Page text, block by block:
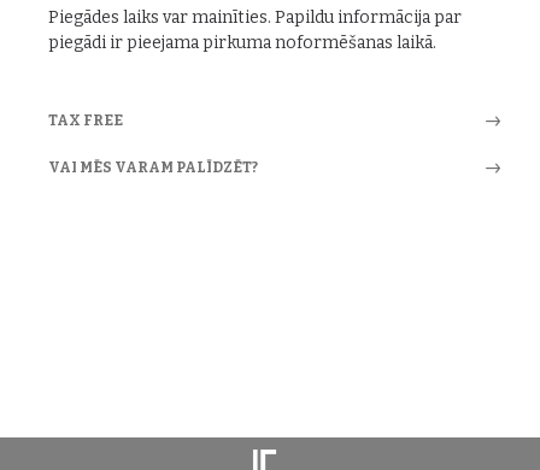
Piegādes laiks var mainīties. Papildu informācija par
piegādi ir pieejama pirkuma noformēšanas laikā.
TAX FREE
VAI MĒS VARAM PALĪDZĒT?